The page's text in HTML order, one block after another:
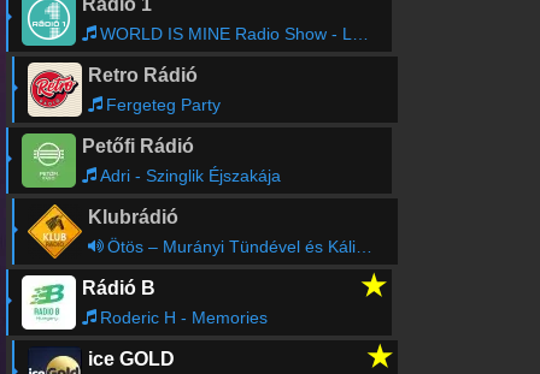
Rádió 1
WORLD IS MINE Radio Show - Lotfi Begi
Retro Rádió
Fergeteg Party
Petőfi Rádió
Adri - Szinglik Éjszakája
Klubrádió
Ötös – Murányi Tündével és Kálid Artúrral (ism.)
Rádió B ★
Roderic H - Memories
ice GOLD ★